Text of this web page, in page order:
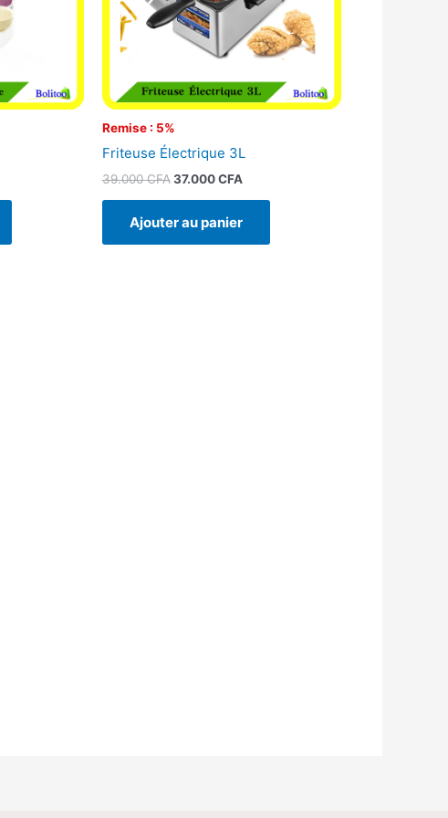
Remise : 5%
Friteuse Électrique 3L
39.000CFA 37.000CFA
Ajouter au panier